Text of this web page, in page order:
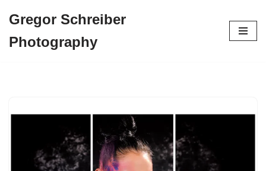
Inhalt
Gregor Schreiber
Photography